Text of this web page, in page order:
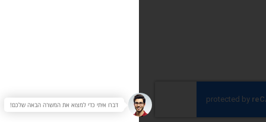
דברו איתי כדי למצוא את המשרה הבאה שלכם!